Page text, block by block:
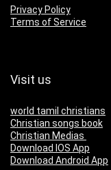
Privacy Policy
Terms of Service
Visit us
world tamil christians
Christian songs book
Christian Medias
Download IOS App
Download Android App